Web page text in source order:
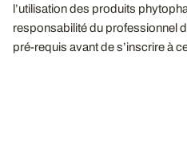
l’utilisation des produits
responsabilité du professionnel
pré-requis avant de s’inscrire à